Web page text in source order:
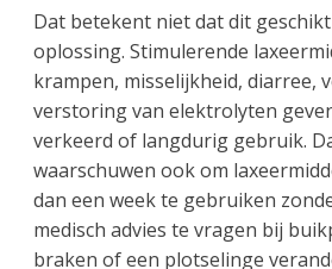
Dat betekent niet dat dit
oplossing. Stimulerende
krampen, misselijkheid, diarree,
verstoring van elektrolyten
verkeerd of langdurig gebruik.
waarschuwen ook om
dan een week te gebruiken
medisch advies te vragen bij
braken of een plotselinge